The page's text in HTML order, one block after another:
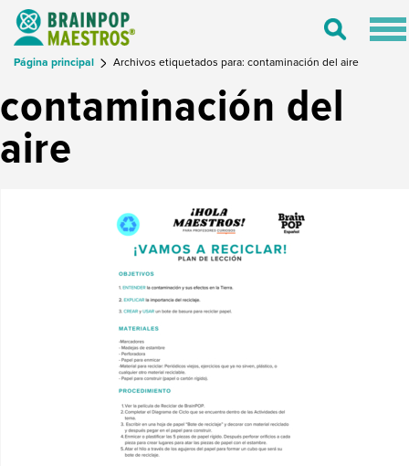
Toggle
Página principal Archivos etiquetados para: contaminación del aire
contaminación del
aire